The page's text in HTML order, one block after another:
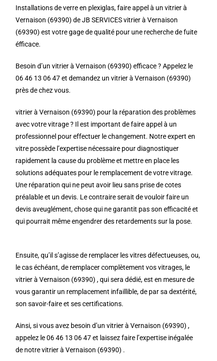
Installations de verre en plexiglas, faire appel à un vitrier à
Vernaison (69390) de JB SERVICES vitrier à Vernaison
(69390) est votre gage de qualité pour une recherche de fuite
éfficace.
Besoin d’un vitrier à Vernaison (69390) efficace ? Appelez le
06 46 13 06 47 et demandez un vitrier à Vernaison (69390)
près de chez vous.
vitrier à Vernaison (69390) pour la réparation des problèmes
avec votre vitrage ? Il est important de faire appel à un
professionnel pour effectuer le changement. Notre expert en
vitre possède l’expertise nécessaire pour diagnostiquer
rapidement la cause du problème et mettre en place les
solutions adéquates pour le remplacement de votre vitrage.
Une réparation qui ne peut avoir lieu sans prise de cotes
préalable et un devis. Le contraire serait de vouloir faire un
devis aveuglément, chose qui ne garantit pas son efficacité et
qui pourrait même engendrer des retardements sur la pose.
Ensuite, qu’il s’agisse de remplacer les vitres défectueuses, ou,
le cas échéant, de remplacer complètement vos vitrages, le
vitrier à Vernaison (69390) , qui sera dédié, est en mesure de
vous garantir un remplacement infaillible, de par sa dextérité,
son savoir-faire et ses certifications.
Ainsi, si vous avez besoin d’un vitrier à Vernaison (69390) ,
appelez le 06 46 13 06 47 et laissez faire l’expertise inégalée
de notre vitrier à Vernaison (69390) .